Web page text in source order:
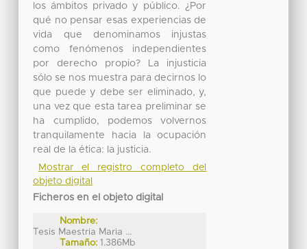
los ámbitos privado y público. ¿Por
qué no pensar esas experiencias de
vida que denominamos injustas
como fenómenos independientes
por derecho propio? La injusticia
sólo se nos muestra para decirnos lo
que puede y debe ser eliminado, y,
una vez que esta tarea preliminar se
ha cumplido, podemos volvernos
tranquilamente hacia la ocupación
real de la ética: la justicia.
Mostrar el registro completo del
objeto digital
Ficheros en el objeto digital
Nombre:
Tesis Maestria Maria ...
Tamaño: 1.386Mb